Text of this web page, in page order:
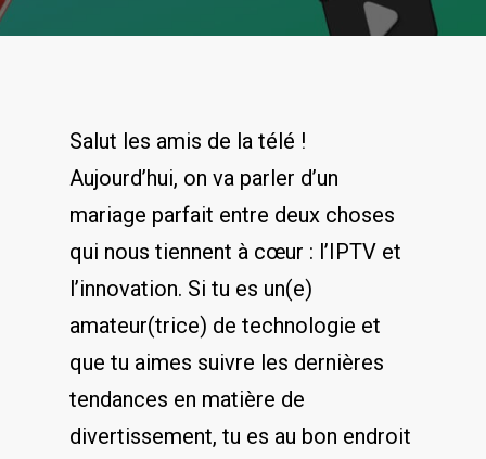
Salut les amis de ‍la télé !
Aujourd’hui, on va​ parler d’un‌
mariage parfait entre deux choses​
qui nous tiennent à ​cœur : l’IPTV et
l’innovation. Si tu es‍ un(e)
amateur(trice) de technologie et
que tu ‌aimes suivre les dernières
tendances en matière de‍
divertissement, tu es au bon endroit